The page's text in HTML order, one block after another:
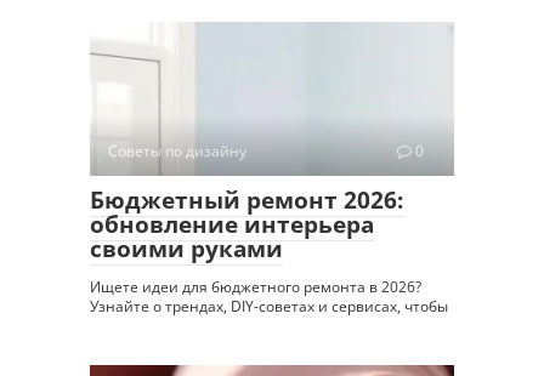
Советы по дизайну 0
Бюджетный ремонт 2026:
обновление интерьера
своими руками
Ищете идеи для бюджетного ремонта в 2026?
Узнайте о трендах, DIY-советах и сервисах, чтобы